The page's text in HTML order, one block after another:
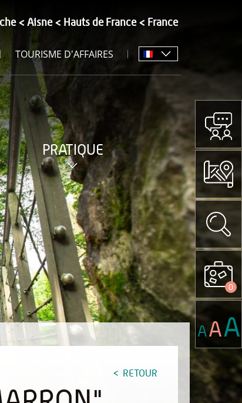
Aisne Hauts de France France
TOURISME D'AFFAIRES
PRATIQUE
RETOUR
0
AAA